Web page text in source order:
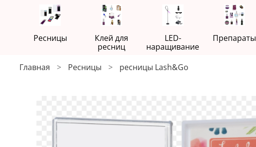
Ресницы
Клей для
ресниц
LED-
наращивание
Препараты
Главная Ресницы ресницы Lash&Go